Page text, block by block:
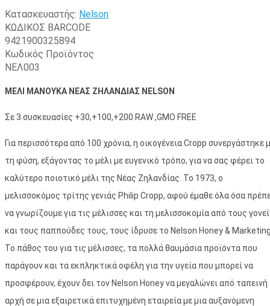
Κατασκευαστής: Nelson
ΚΩΔΙΚΟΣ BARCODE
9421900325894
Κωδικός Προϊόντος
ΝΕΛ003
ΜΕΛΙ ΜΑΝΟΥΚΑ ΝΕΑΣ ΖΗΛΑΝΔΙΑΣ NELSON
Σε 3 συσκευασίες +30,+100,+200 RAW ,GMO FREE
Για περισσότερα από 100 χρόνια, η οικογένεια Cropp συνεργάστηκε
τη φύση, εξάγοντας το μέλι με ευγενικό τρόπο, για να σας φέρει το
καλύτερο ποιοτικό μέλι της Νέας Ζηλανδίας. Το 1973, ο
μελισσοκόμος τρίτης γενιάς Philip Cropp, αφού έμαθε όλα όσα
να γνωρίζουμε για τις μέλισσες και τη μελισσοκομία από τους
και τους παππούδες τους, τους ίδρυσε το Nelson Honey &
Το πάθος του για τις μέλισσες, τα πολλά θαυμάσια προϊόντα που
παράγουν και τα εκπληκτικά οφέλη για την υγεία που μπορεί να
προσφέρουν, έχουν δει τον Nelson Honey να μεγαλώνει από ταπεινή
αρχή σε μια εξαιρετικά επιτυχημένη εταιρεία με μια αυξανόμενη